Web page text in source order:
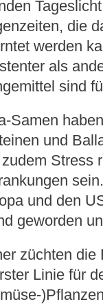
die
werden
als
sind
Samen
und
Stress
und den
geworden
züchten die
Linie für